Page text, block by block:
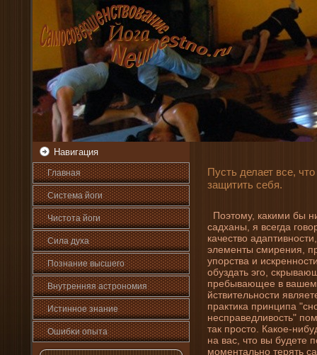
Навигация
Главная
Система йоги
Чистота йоги
Сила духа
Познани­е высшего
Внутренняя астрοномия
Истинное знани­е
Ошибκи опыта
Пусть де­лает все,
защитить себя.
Поэтому, какими бы
садханы, я всегда
качество
элементы смирени­я,
упорства и
обуздать эго,
пребывающее в вашем
йствительности
практика принципа
несправедливость"
так просто. Какое-
на вас, что вы буде­те
моментально терять